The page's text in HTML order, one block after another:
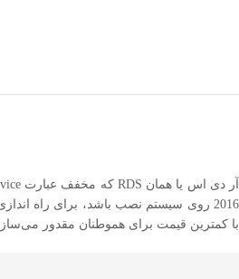
برای هموطنان مقدور می‌سازد. با ما همراه شوید.